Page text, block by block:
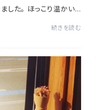
した。 ほっこり温かい
続きを読む